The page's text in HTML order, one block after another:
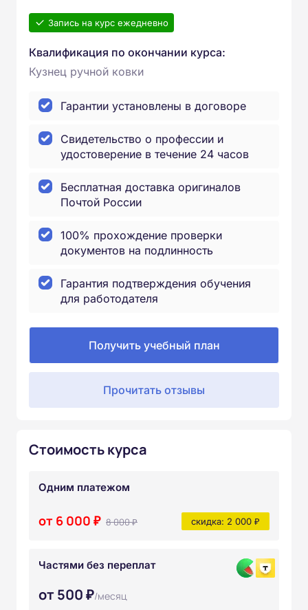
Запись на курс ежедневно
Квалификация по окончании курса:
Кузнец ручной ковки
Гарантии установлены в договоре
Свидетельство о профессии и
удостоверение в течение 24 часов
Бесплатная доставка оригиналов
Почтой России
100% прохождение проверки
документов на подлинность
Гарантия подтверждения обучения
для работодателя
Получить учебный план
Прочитать отзывы
Стоимость курса
Одним платежом
от 6 000 ₽ 8 000 ₽ скидка: 2 000 ₽
Частями без переплат
от 500 ₽/месяц